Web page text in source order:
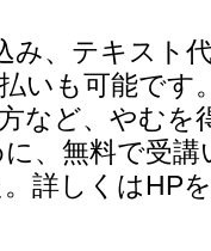
み、テキスト
いも可能です
など、やむを
、無料で受
詳しくはHP